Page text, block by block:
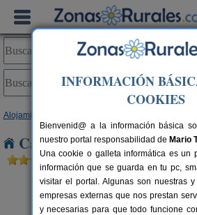
Alojamientos
Casas Rurales cerca de
INFORMACIÓN
COOKIES
Bienvenid@ a la información básica
nuestro portal responsabilidad de Mario
Una cookie o galleta informática es un
información que se guarda en tu pc,
visitar el portal. Algunas son nuestras
empresas externas que nos prestan
y necesarias para que todo funcione